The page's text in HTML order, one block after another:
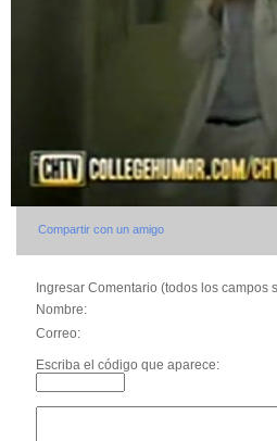
Compartir con un amigo
Ingresar Comentario (todos los campos
Nombre:
Correo:
Escriba el código que aparece: